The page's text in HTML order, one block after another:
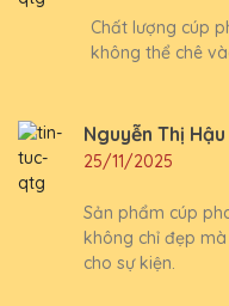
Chất lượng cúp
không thể chê
Nguyễn Thị Hậu
25/11/2025
Sản phẩm cúp
không chỉ đẹp
cho sự kiện.